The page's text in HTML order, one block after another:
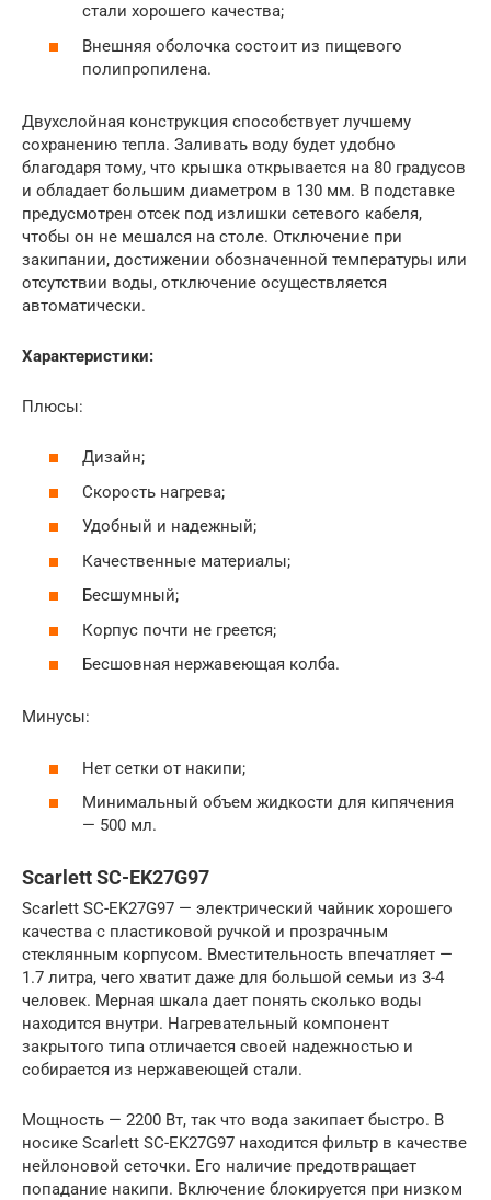
стали хорошего качества;
Внешняя оболочка состоит из пищевого
полипропилена.
Двухслойная конструкция способствует лучшему
сохранению тепла. Заливать воду будет удобно
благодаря тому, что крышка открывается на 80 градусов
и обладает большим диаметром в 130 мм. В подставке
предусмотрен отсек под излишки сетевого кабеля,
чтобы он не мешался на столе. Отключение при
закипании, достижении обозначенной температуры или
отсутствии воды, отключение осуществляется
автоматически.
Характеристики:
Плюсы:
Дизайн;
Скорость нагрева;
Удобный и надежный;
Качественные материалы;
Бесшумный;
Корпус почти не греется;
Бесшовная нержавеющая колба.
Минусы:
Нет сетки от накипи;
Минимальный объем жидкости для кипячения
— 500 мл.
Scarlett SC-EK27G97
Scarlett SC-EK27G97 — электрический чайник хорошего
качества с пластиковой ручкой и прозрачным
стеклянным корпусом. Вместительность впечатляет —
1.7 литра, чего хватит даже для большой семьи из 3-4
человек. Мерная шкала дает понять сколько воды
находится внутри. Нагревательный компонент
закрытого типа отличается своей надежностью и
собирается из нержавеющей стали.
Мощность — 2200 Вт, так что вода закипает быстро. В
носике Scarlett SC-EK27G97 находится фильтр в качестве
нейлоновой сеточки. Его наличие предотвращает
попадание накипи. Включение блокируется при низком